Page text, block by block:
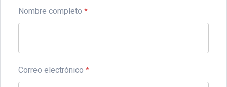
Nombre completo *
Correo electrónico *